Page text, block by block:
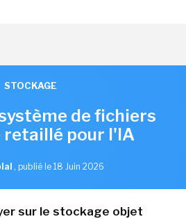
STOCKAGE
de fichiers
pour l'IA
, publié le 18 Juin 2026
sur le stockage objet